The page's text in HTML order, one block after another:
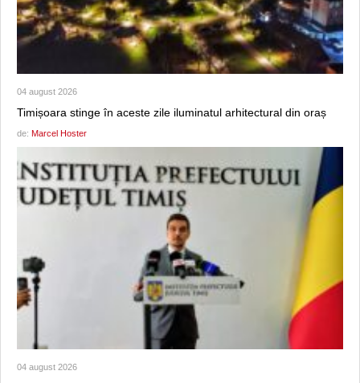
04 august 2026
Timișoara stinge în aceste zile iluminatul arhitectural din oraș
de: Marcel Hoster
04 august 2026